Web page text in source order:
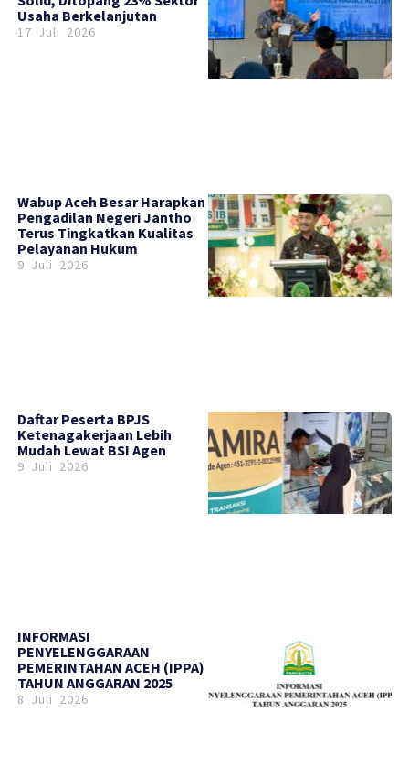
Usaha Berkelanjutan
17 Juli 2026
Wabup Aceh Besar Harapkan
Pengadilan Negeri Jantho
Terus Tingkatkan Kualitas
Pelayanan Hukum
9 Juli 2026
Daftar Peserta BPJS
Ketenagakerjaan Lebih
Mudah Lewat BSI Agen
9 Juli 2026
INFORMASI
PENYELENGGARAAN
PEMERINTAHAN ACEH (IPPA)
TAHUN ANGGARAN 2025
8 Juli 2026